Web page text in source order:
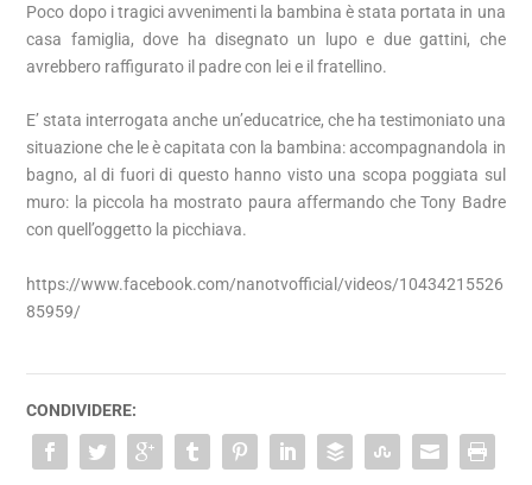
Poco dopo i tragici avvenimenti la bambina è stata portata in una
casa famiglia, dove ha disegnato un lupo e due gattini, che
avrebbero raffigurato il padre con lei e il fratellino.
E’ stata interrogata anche un’educatrice, che ha testimoniato una
situazione che le è capitata con la bambina: accompagnandola in
bagno, al di fuori di questo hanno visto una scopa poggiata sul
muro: la piccola ha mostrato paura affermando che Tony Badre
con quell’oggetto la picchiava.
https://www.facebook.com/nanotvofficial/videos/10434215526
85959/
CONDIVIDERE: